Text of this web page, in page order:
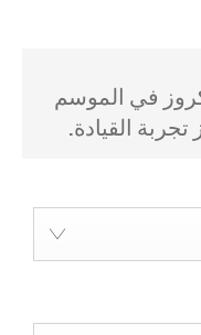
في الموسم
القيادة.